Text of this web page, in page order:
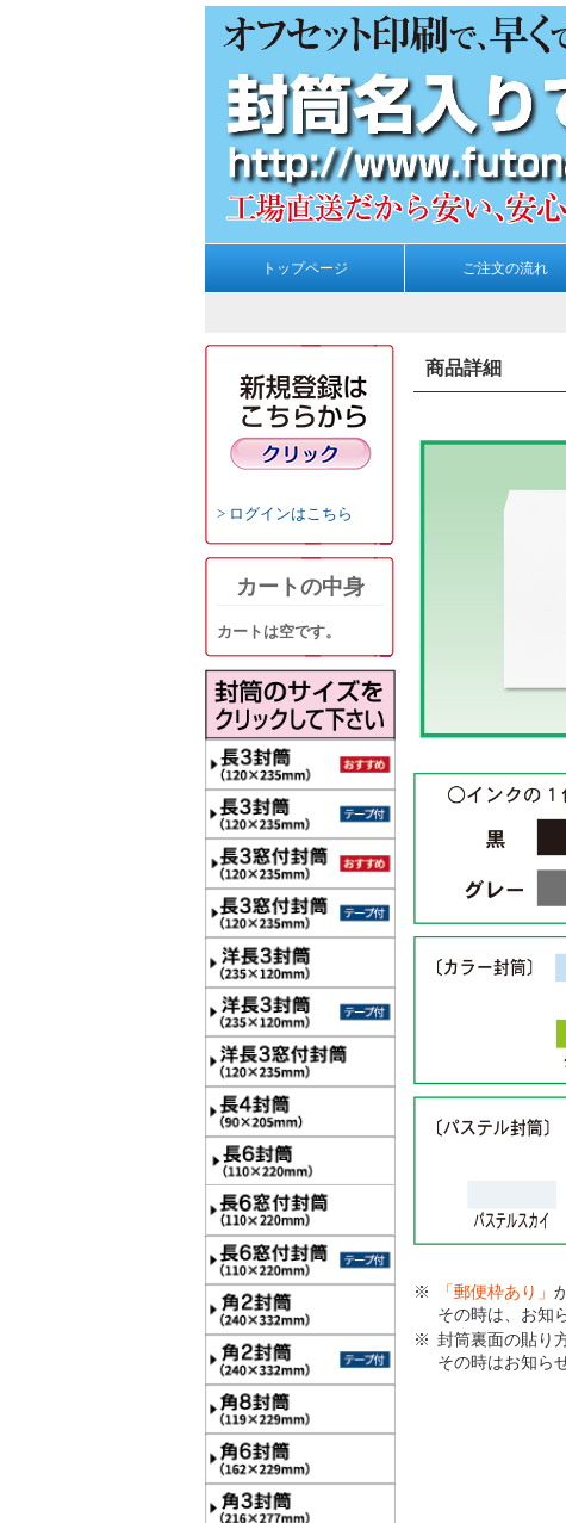
トップページ ご注文の流れ
ログインはこちら
カートの中身
カートは空です。
商品詳細
「郵便枠あり」
その時は、お知
封筒裏面の貼り
その時はお知ら